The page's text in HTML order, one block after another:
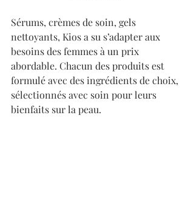
Sérums, crèmes de soin, gels
nettoyants, Kios a su s’adapter aux
besoins des femmes à un prix
abordable. Chacun des produits est
formulé avec des ingrédients de choix,
sélectionnés avec soin pour leurs
bienfaits sur la peau.